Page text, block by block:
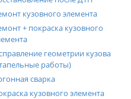
кузовного элемента
+ покраска кузовного
геометрии кузова
работы)
сварка
кузовного элемента